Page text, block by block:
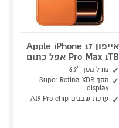
אייפון Apple iPhone 17
Pro Max 1TB אפל כתום
גודל מסך 6.9″
מסך Super Retina XDR
display
ערכת שבבים A19 Pro chip